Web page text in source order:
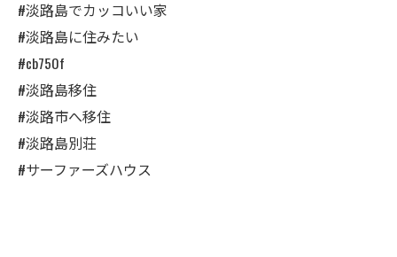
#淡路島でカッコいい家
#淡路島に住みたい
#cb750f
#淡路島移住
#淡路市へ移住
#淡路島別荘
#サーファーズハウス